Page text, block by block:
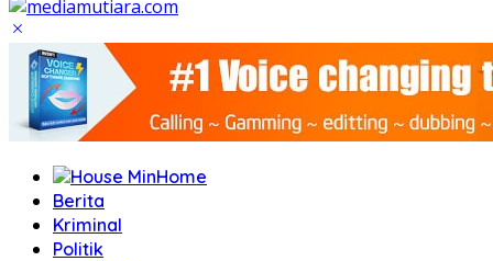
Home
Berita
Kriminal
Politik